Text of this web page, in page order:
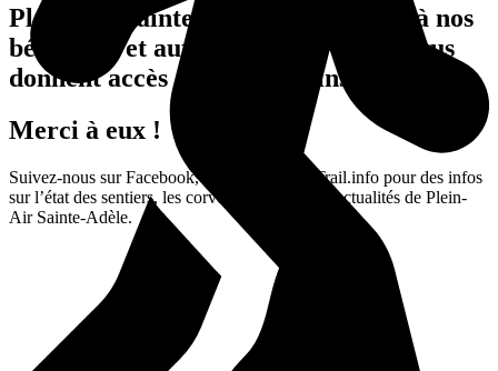
Plein-Air Sainte-Adèle existe grâce à nos
bénévoles et aux propriétaires qui nous
donnent accès à leurs terrains.
Merci à eux !
Suivez-nous sur Facebook, Instagram et getTrail.info pour des infos
sur l’état des sentiers, les corvées à venir et les actualités de Plein-
Air Sainte-Adèle.